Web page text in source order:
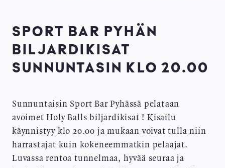
SPORT BAR PYHÄN
BILJARDIKISAT
SUNNUNTASIN KLO 20.00
Sunnuntaisin Sport Bar Pyhässä pelataan
avoimet Holy Balls biljardikisat ! Kisailu
käynnistyy klo 20.00 ja mukaan voivat tulla niin
harrastajat kuin kokeneemmatkin pelaajat.
Luvassa rentoa tunnelmaa, hyvää seuraa ja